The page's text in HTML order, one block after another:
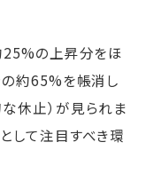
25%の上昇分をほ
約65%を帳消し
休止）が見られま
して注目すべき環